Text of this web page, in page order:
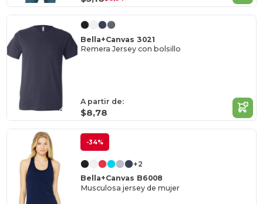
Bella+Canvas 3021
Remera Jersey con bolsillo
A partir de:
$8,78
-34%
+2
Bella+Canvas B6008
Musculosa jersey de mujer